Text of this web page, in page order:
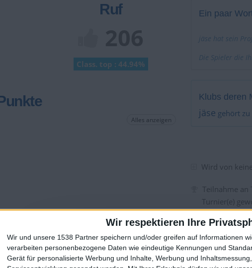
Wir respektieren Ihre
Wir und unsere 1538 Partner speichern und/oder greifen auf Informationen
verarbeiten personenbezogene Daten wie eindeutige Kennungen und
Gerät für personalisierte Werbung und Inhalte, Werbung und
Ruf
Class. top : 44.94%
Alles anzeigen
Ein paar
jäse hat sein
Die Spieler die
Klubs deren
jäse gehört
Wird von
Teilnahme an
Turnier(e)
Unter den 20
Unter den 50
Unter den
Geopunkte :0
🇺🇸 We noticed you’re